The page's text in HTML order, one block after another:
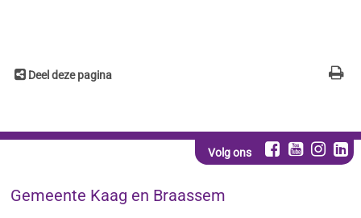
Deel deze pagina
Volg ons
Gemeente Kaag en Braassem